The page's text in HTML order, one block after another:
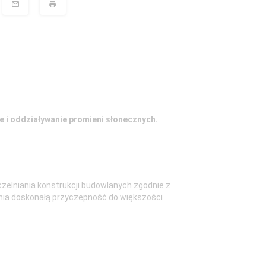
oddziaływanie promieni słonecznych.
konstrukcji budowlanych zgodnie z
doskonałą przyczepność do większości